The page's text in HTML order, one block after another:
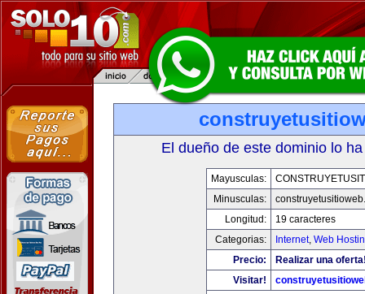
El dueño de este dominio lo
Mayusculas:
Minusculas:
Longitud:
19 caracteres
Categorias:
Internet, Web
Precio:
Realizar una
Visitar!